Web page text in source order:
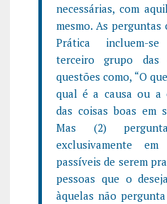
necessárias, com
mesmo. As perguntas
Prática incluem-
terceiro grupo das
questões como, “O
qual é a causa ou a
das coisas boas em
Mas (2)
exclusivamente
passíveis de serem
pessoas que o
àquelas não